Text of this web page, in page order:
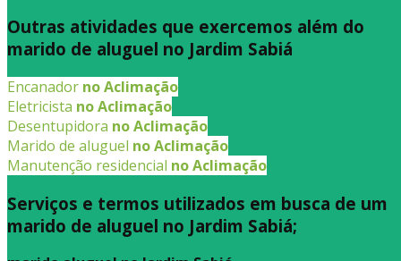
Outras atividades que exercemos além do
marido de aluguel no Jardim Sabiá
Encanador no Aclimação
Eletricista no Aclimação
Desentupidora no Aclimação
Marido de aluguel no Aclimação
Manutenção residencial no Aclimação
Serviços e termos utilizados em busca de um
marido de aluguel no Jardim Sabiá;